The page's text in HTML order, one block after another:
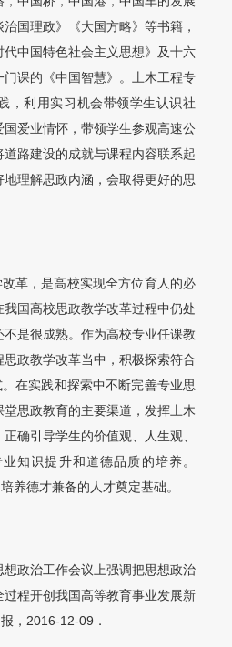
国理政》《大国方略》等书籍，
中国特色社会主义思想》及十六
课的《中国智慧》。土木工程专
，利用实习机会带领学生认识社
爱业情怀，带领学生参观高速公
路建设的成就与课程内容联系起
理解思政内涵，会取得更好的思
改革，是高校实现全方位育人的必
国高校思政教学改革过程中仍处
是很成熟。作为高校专业任课教
政教学改革当中，积极探索符合
在实践和探索中不断完善专业思
思政教育的主要渠道，发挥土木
确引导学生的价值观、人生观、
知识提升和道德品质的培养。
养德才兼备的人才奠定基础。
想政治工作会议上强调把思想政治
程开创我国高等教育事业发展新
，2016-12-09．